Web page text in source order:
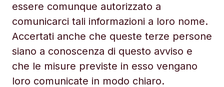
essere comunque autorizzato a
comunicarci tali informazioni a loro nome.
Accertati anche che queste terze persone
siano a conoscenza di questo avviso e
che le misure previste in esso vengano
loro comunicate in modo chiaro.